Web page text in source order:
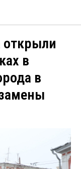
открыли
в
в